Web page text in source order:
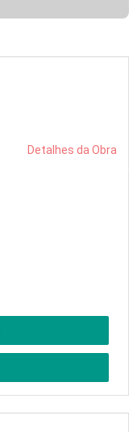
Detalhes da Obra